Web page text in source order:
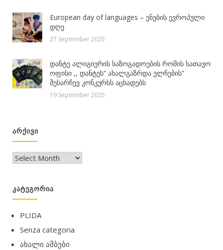
European day of languages – ენების ევროპული
დღე
27 September 2025
დანტე ალიგიერის საზოგადოების რომის სათავო
ოფისი ,, დანტეს“ ახალგაზრდა ელჩების“
შესარჩევ კონკურსს აცხადებს
19 September 2025
ᲐᲠᲥᲘᲕᲘ
არქივი
ᲙᲐᲢᲔᲒᲝᲠᲘᲐ
PLIDA
Senza categoria
ახალი ამბები